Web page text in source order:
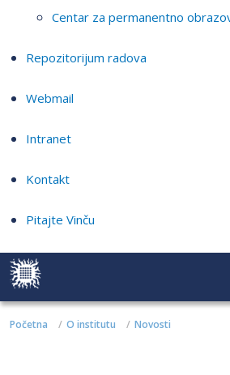
Centar za permanentno
Repozitorijum radova
Webmail
Intranet
Kontakt
Pitajte Vinču
Početna O institutu Novosti